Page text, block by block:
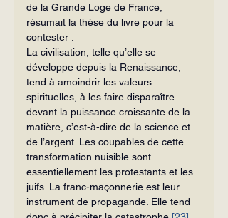
de la Grande Loge de France,
résumait la thèse du livre pour la
contester :
La civilisation, telle qu’elle se
développe depuis la Renaissance,
tend à amoindrir les valeurs
spirituelles, à les faire disparaître
devant la puissance croissante de la
matière, c’est-à-dire de la science et
de l’argent. Les coupables de cette
transformation nuisible sont
essentiellement les protestants et les
juifs. La franc-maçonnerie est leur
instrument de propagande. Elle tend